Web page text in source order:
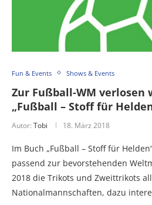
Fun & Events Shows & Events
Zur Fußball-WM verlosen
„Fußball – Stoff für
Autor: Tobi 18. März 2018
Im Buch „Fußball – Stoff für
passend zur bevorstehenden
2018 die Trikots und Zweittrikots
Nationalmannschaften, dazu